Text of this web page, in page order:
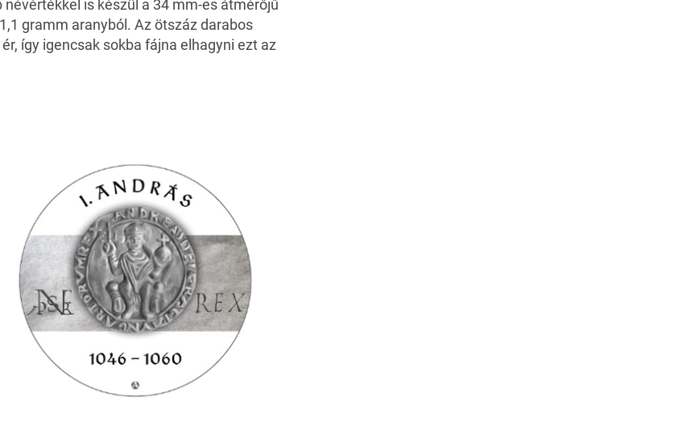
is készül a 34 mm-es átmérőjű
gramm aranyból. Az ötszáz darabos
így igencsak sokba fájna elhagyni ezt az